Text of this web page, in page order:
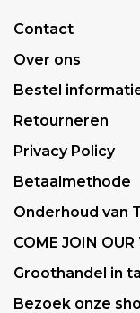
Contact
Over ons
Bestel
Retourneren
Privacy Policy
Betaalmethode
Onderhoud van
COME JOIN OUR
Groothandel in
Bezoek onze